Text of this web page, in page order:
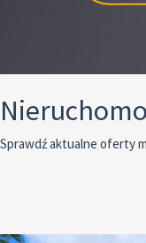
Sprawdź aktualne oferty